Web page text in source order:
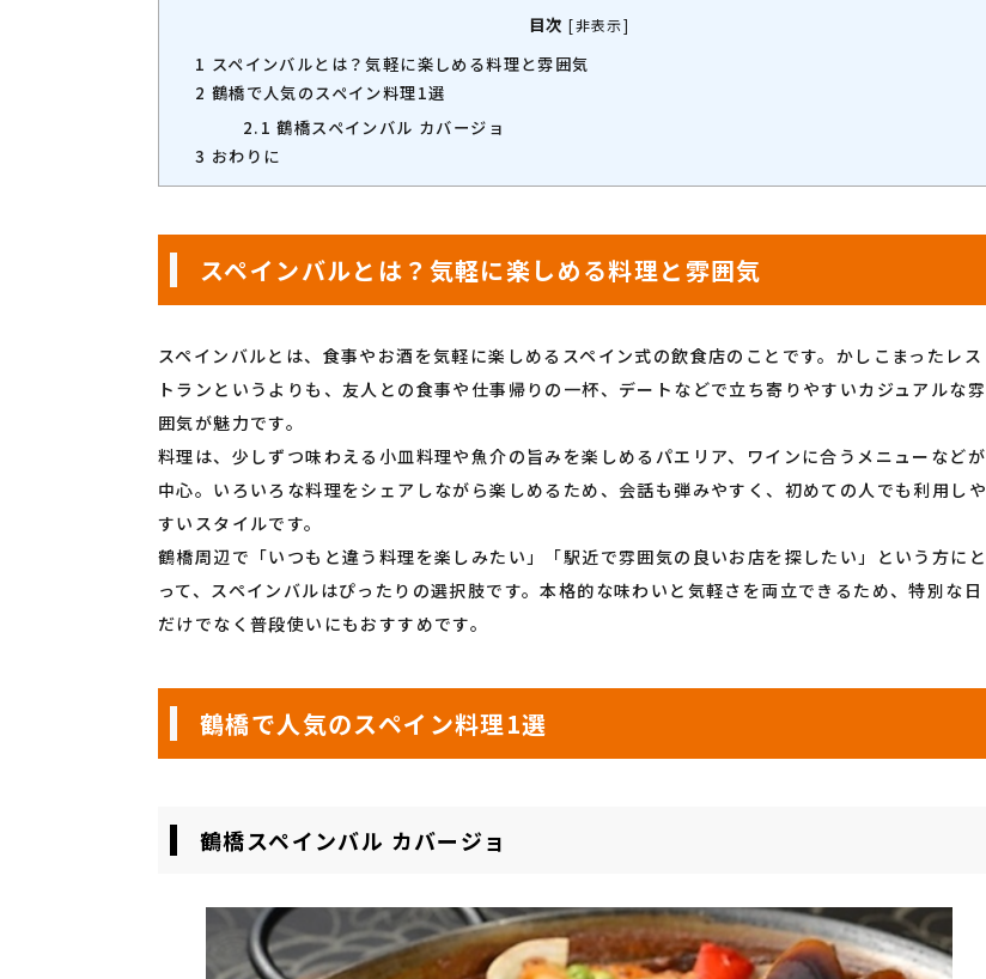
目次 [非表示]
1 スペインバルとは？気軽に楽しめる料理と雰囲気
2 鶴橋で人気のスペイン料理1選
2.1 鶴橋スペインバル カバージョ
3 おわりに
スペインバルとは？気軽に楽しめる料理と雰囲気
スペインバルとは、食事やお酒を気軽に楽しめるスペイン式の飲食店のことです。かしこまったレス
トランというよりも、友人との食事や仕事帰りの一杯、デートなどで立ち寄りやすいカジュアルな雰
囲気が魅力です。
料理は、少しずつ味わえる小皿料理や魚介の旨みを楽しめるパエリア、ワインに合うメニューなどが
中心。いろいろな料理をシェアしながら楽しめるため、会話も弾みやすく、初めての人でも利用しや
すいスタイルです。
鶴橋周辺で「いつもと違う料理を楽しみたい」「駅近で雰囲気の良いお店を探したい」という方にと
って、スペインバルはぴったりの選択肢です。本格的な味わいと気軽さを両立できるため、特別な日
だけでなく普段使いにもおすすめです。
鶴橋で人気のスペイン料理1選
鶴橋スペインバル カバージョ